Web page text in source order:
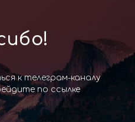
к телеграм-каналу
по ссылке